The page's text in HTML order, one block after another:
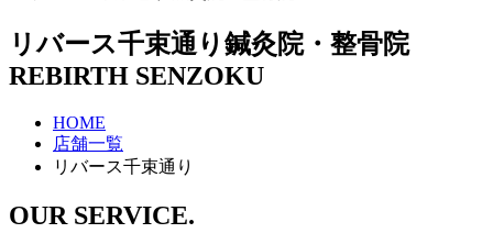
リバース千束通り 鍼灸院・整骨院
REBIRTH SENZOKU
HOME
店舗一覧
リバース千束通り
OUR SERVICE.